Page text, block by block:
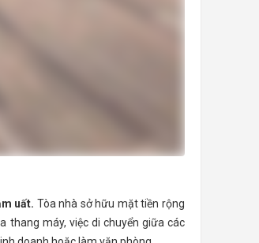
uất. Tòa nhà sở hữu mặt tiền rộng
thang máy, việc di chuyển giữa các